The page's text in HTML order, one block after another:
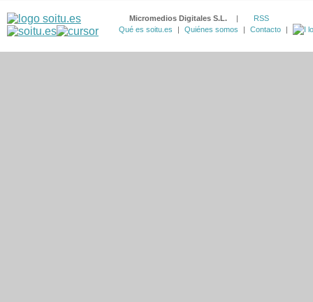
Micromedios Digitales S.L. |
RSS
Qué es soitu.es
| Quiénes somos | Contacto |